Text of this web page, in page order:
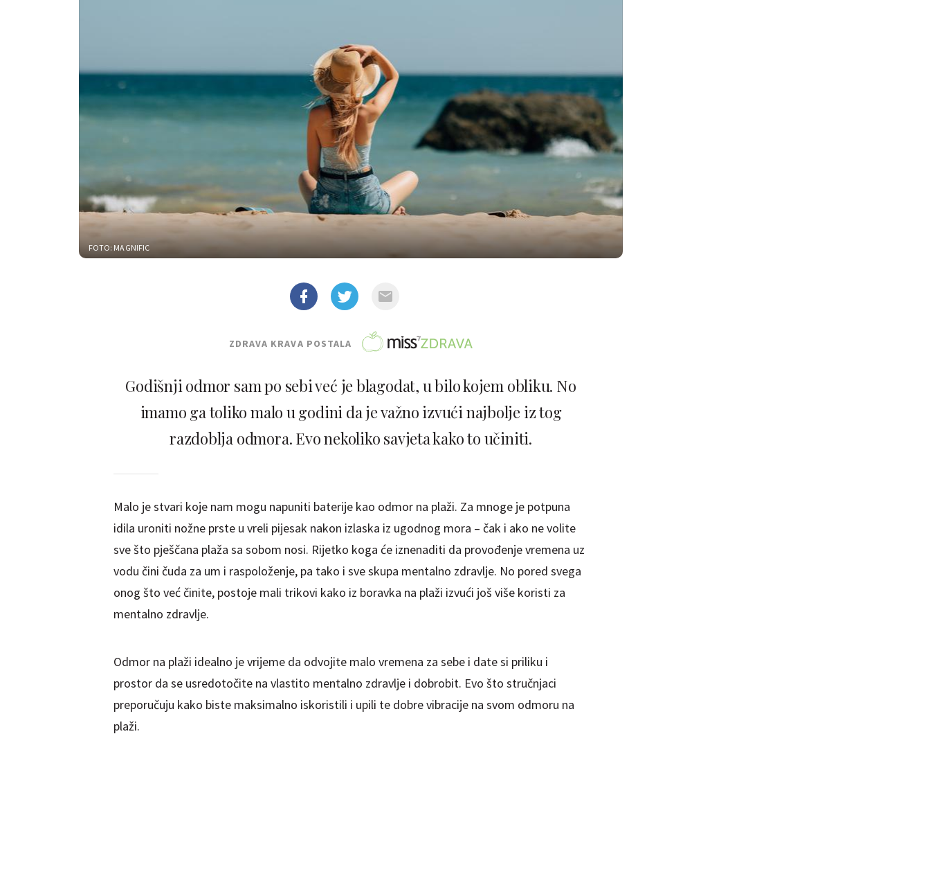
FOTO: MAGNIFIC
ZDRAVA KRAVA POSTALA
Godišnji odmor sam po sebi već je blagodat, u bilo kojem obliku. No
imamo ga toliko malo u godini da je važno izvući najbolje iz tog
razdoblja odmora. Evo nekoliko savjeta kako to učiniti.
Malo je stvari koje nam mogu napuniti baterije kao odmor na plaži. Za mnoge je potpuna
idila uroniti nožne prste u vreli pijesak nakon izlaska iz ugodnog mora – čak i ako ne volite
sve što pješčana plaža sa sobom nosi. Rijetko koga će iznenaditi da provođenje vremena uz
vodu čini čuda za um i raspoloženje, pa tako i sve skupa mentalno zdravlje. No pored svega
onog što već činite, postoje mali trikovi kako iz boravka na plaži izvući još više koristi za
mentalno zdravlje.
Odmor na plaži idealno je vrijeme da odvojite malo vremena za sebe i date si priliku i
prostor da se usredotočite na vlastito mentalno zdravlje i dobrobit. Evo što stručnjaci
preporučuju kako biste maksimalno iskoristili i upili te dobre vibracije na svom odmoru na
plaži.